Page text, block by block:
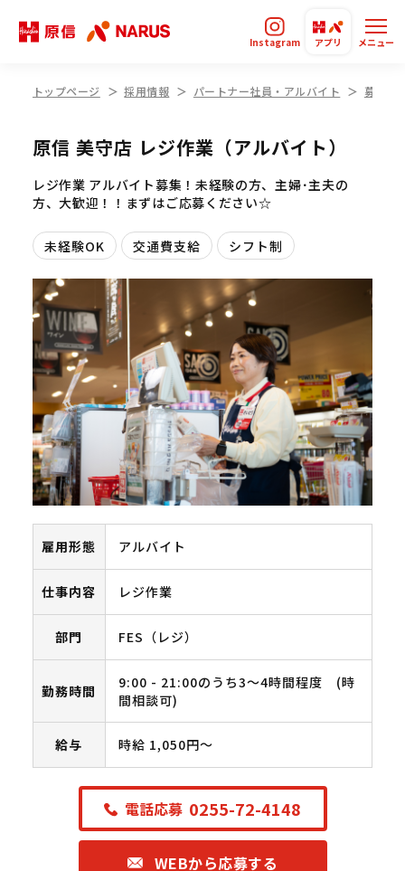
Instagram アプリ メニュー
トップページ 採用情報 パートナー社員・アルバイト 募集要
原信 美守店 レジ作業（アルバイト）
レジ作業 アルバイト募集！未経験の方、主婦･主夫の
方、大歓迎！！まずはご応募ください☆
未経験OK 交通費支給 シフト制
雇用形態 アルバイト
仕事内容 レジ作業
部門 FES（レジ）
勤務時間
9:00 - 21:00のうち3～4時間程度 (時
間相談可)
給与 時給 1,050円〜
電話応募 0255-72-4148
WEBから応募する